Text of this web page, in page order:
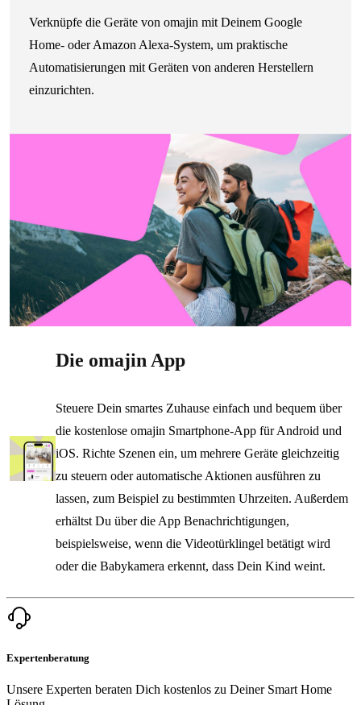
Verknüpfe die Geräte von omajin mit Deinem Google
Home- oder Amazon Alexa-System, um praktische
Automatisierungen mit Geräten von anderen Herstellern
einzurichten.
Die omajin App
Steuere Dein smartes Zuhause einfach und bequem über
die kostenlose omajin Smartphone-App für Android und
iOS. Richte Szenen ein, um mehrere Geräte gleichzeitig
zu steuern oder automatische Aktionen ausführen zu
lassen, zum Beispiel zu bestimmten Uhrzeiten. Außerdem
erhältst Du über die App Benachrichtigungen,
beispielsweise, wenn die Videotürklingel betätigt wird
oder die Babykamera erkennt, dass Dein Kind weint.
Expertenberatung
Unsere Experten beraten Dich kostenlos zu Deiner Smart Home